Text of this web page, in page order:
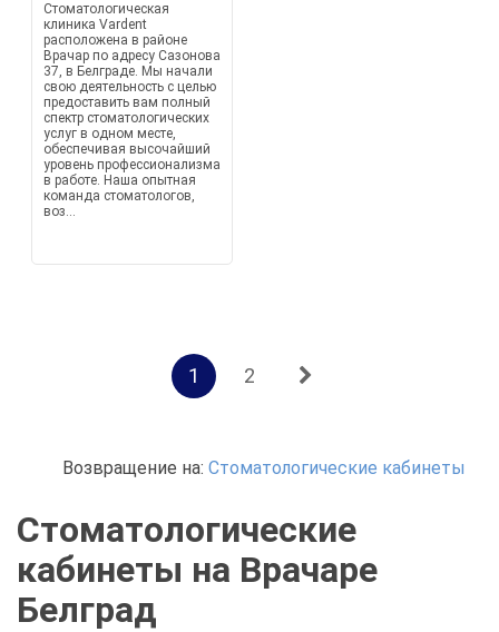
Стоматологическая
клиника Vardent
расположена в районе
Врачар по адресу Сазонова
37, в Белграде. Мы начали
свою деятельность с целью
предоставить вам полный
спектр стоматологических
услуг в одном месте,
обеспечивая высочайший
уровень профессионализма
в работе. Наша опытная
команда стоматологов,
воз...
1 2
Возвращение на: Стоматологические кабинеты
Стоматологические
кабинеты на Врачаре
Белград